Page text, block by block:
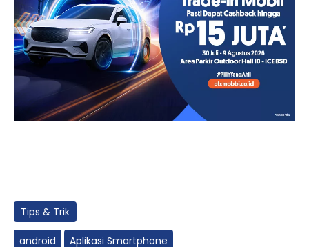
Tips & Trik
android Aplikasi Smartphone